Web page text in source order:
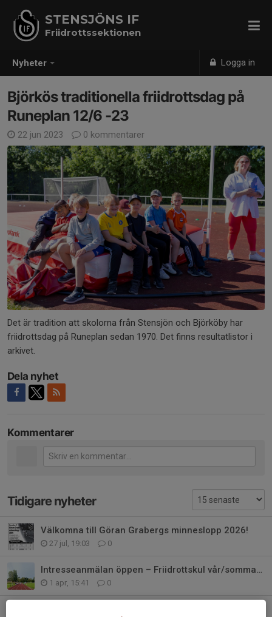
Nyheter Logga in
STENSJÖNS IF
Friidrottssektionen
Björkös traditionella friidrottsdag på
Runeplan 12/6 -23
22 jun 2023 0 kommentarer
Det är tradition att skolorna från Stensjön och Björköby har
friidrottsdag på Runeplan sedan 1970. Det finns resultatlistor i
arkivet.
Dela nyhet
Kommentarer
Tidigare nyheter
Välkomna till Göran Grabergs minneslopp 2026!
27 jul, 19:03 0
Intresseanmälan öppen – Friidrottskul vår/sommar 🌸☀️
1 apr, 15:41 0